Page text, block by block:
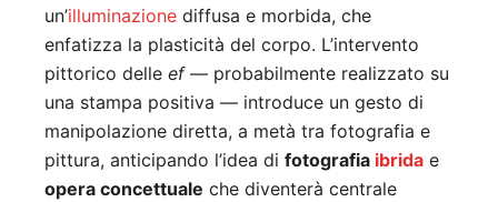
un’illuminazione diffusa e morbida, che
enfatizza la plasticità del corpo. L’intervento
pittorico delle ef— probabilmente realizzato su
una stampa positiva — introduce un gesto di
manipolazione diretta, a metà tra fotografia e
pittura, anticipando l’idea di fotografia ibrida e
opera concettuale che diventerà centrale